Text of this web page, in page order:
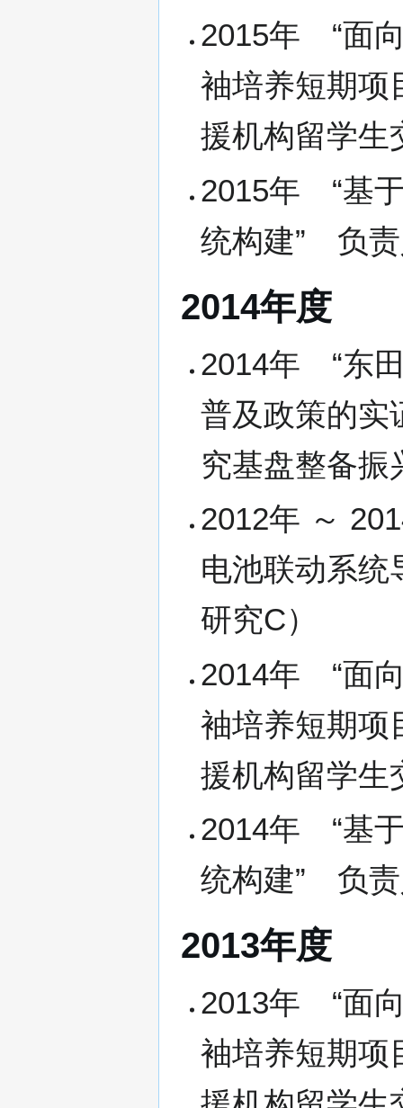
2015年 “面
袖培养短期
援机构留学生
2015年 “基
统构建” 负责
2014年度
2014年 “东
普及政策的
究基盘整备振
2012年 ～
电池联动系
研究C）
2014年 “面
袖培养短期
援机构留学生
2014年 “基
统构建” 负责
2013年度
2013年 “面
袖培养短期